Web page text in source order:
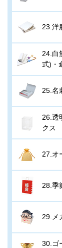
23.洋
24.白
式)・
25.名
26.透
クス
27.オ
28.季
29.メ
30.ゴ